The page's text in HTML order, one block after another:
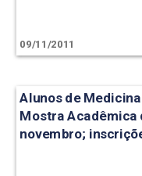
09/11/2011
Alunos de
Mostra Acadêmica
novembro;